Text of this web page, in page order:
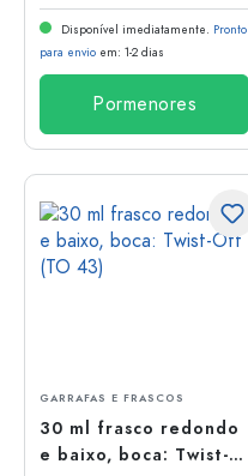
Disponível imediatamente. Pronto
para envio em: 1-2 dias
Pormenores
GARRAFAS E FRASCOS
30 ml frasco redondo
e baixo, boca: Twist-